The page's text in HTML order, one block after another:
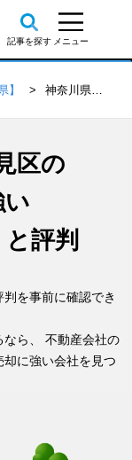
】 神奈川県横浜市鶴見区の不動産会社 口コミ・評判一覧
区の
い
評判
判を事前に確認でき
ら、 不動産会社の
に強い会社を見つ